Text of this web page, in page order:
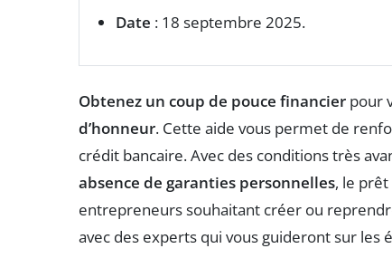
Date : 18 septembre 2025.
Obtenez un coup de pouce financier pour
d’honneur. Cette aide vous permet de
crédit bancaire. Avec des conditions très
absence de garanties personnelles, le
entrepreneurs souhaitant créer ou
avec des experts qui vous guideront sur